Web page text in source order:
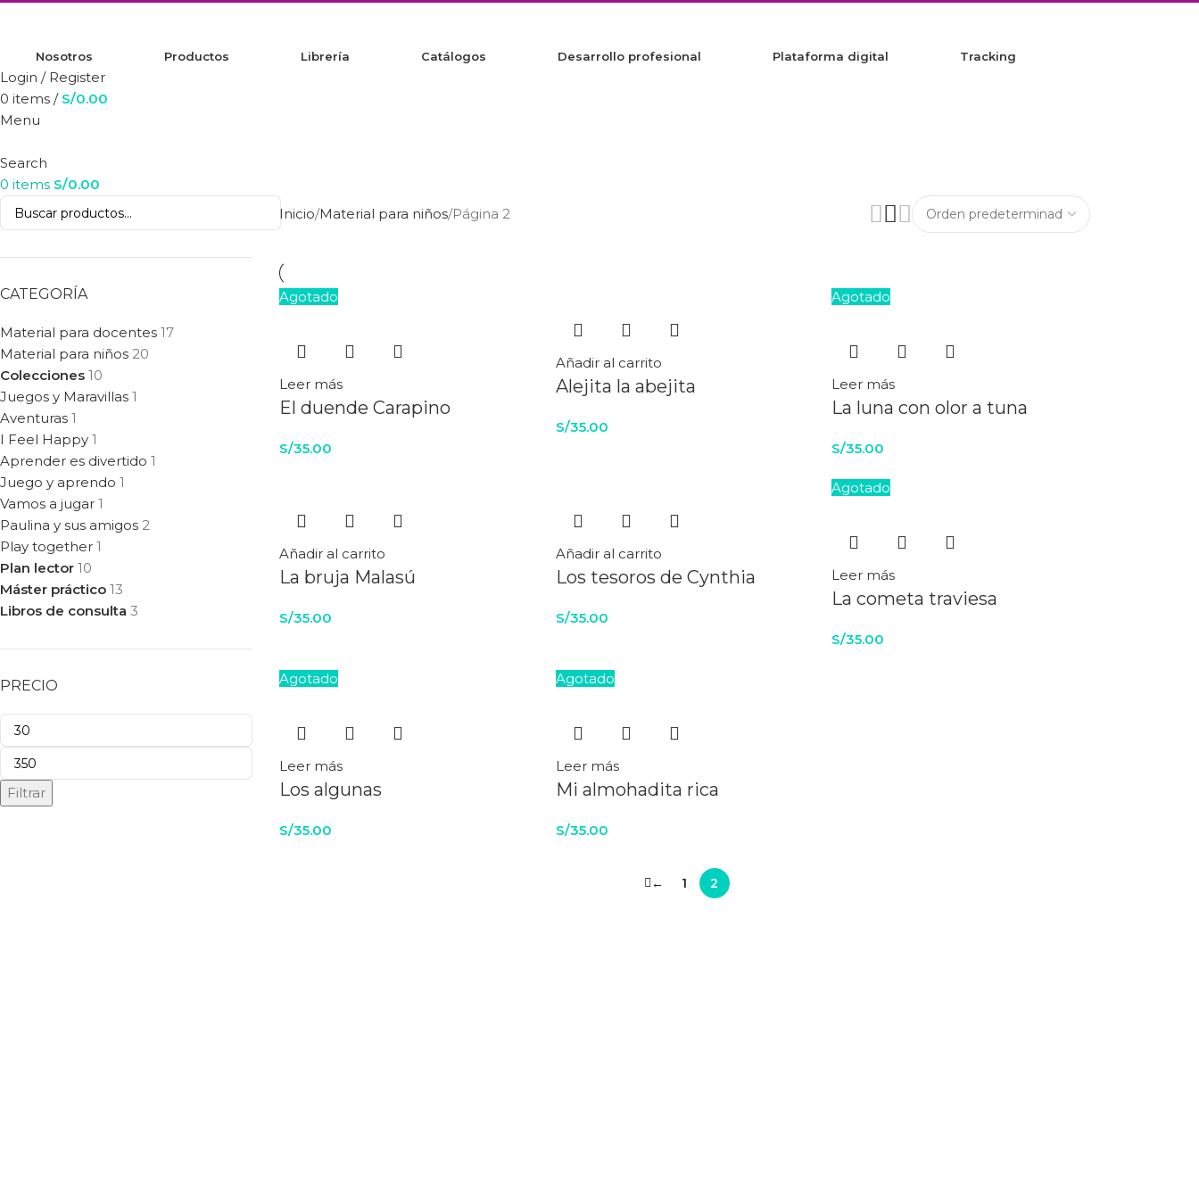
Nosotros Productos Librería Catálogos Desarrollo profesional Plataforma digital Tracking
Login / Register
0 items / S/0.00
Menu
Search
0 items S/0.00
CATEGORÍA
Material para docentes 17
Material para niños 20
Colecciones 10
Juegos y Maravillas 1
Aventuras 1
I Feel Happy 1
Aprender es divertido 1
Juego y aprendo 1
Vamos a jugar 1
Paulina y sus amigos 2
Play together 1
Plan lector 10
Máster práctico 13
Libros de consulta 3
PRECIO
Filtrar
Inicio Material para niños Página 2
Agotado
Leer más
El duende Carapino
S/35.00
Añadir al carrito
Alejita la abejita
S/35.00
Agotado
Leer más
La luna con olor a tuna
S/35.00
Añadir al carrito
La bruja Malasú
S/35.00
Añadir al carrito
Los tesoros de Cynthia
S/35.00
Agotado
Leer más
La cometa traviesa
S/35.00
Agotado
Leer más
Los algunas
S/35.00
Agotado
Leer más
Mi almohadita rica
S/35.00
← 1 2